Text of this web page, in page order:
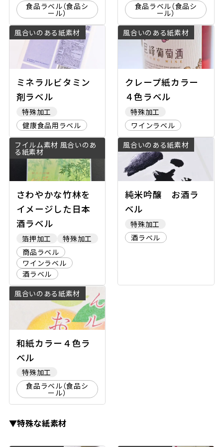
食品ラベル（食品シ
ール）
食品ラベル（食品シ
ール）
風合いのある紙素材
ミネラルビタミン
剤ラベル
特殊加工
健康食品用ラベル
風合いのある紙素材
クレープ紙カラー
４色ラベル
特殊加工
ワインラベル
フイルム素材 風合いのあ
る紙素材
さわやかな竹林を
イメージした日本
酒ラベル
箔押加工
特殊加工
商品ラベル
ワインラベル
酒ラベル
風合いのある紙素材
純米吟醸 お酒ラ
ベル
特殊加工
酒ラベル
風合いのある紙素材
和紙カラー４色ラ
ベル
特殊加工
食品ラベル（食品シ
ール）
▼特殊な紙素材